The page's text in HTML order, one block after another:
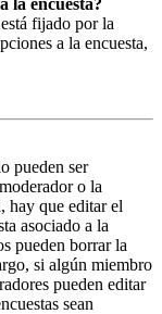
fijado por la
a la encuesta,
pueden ser
o la
hay que editar el
asociado a la
pueden borrar la
si algún miembro
pueden editar
sean